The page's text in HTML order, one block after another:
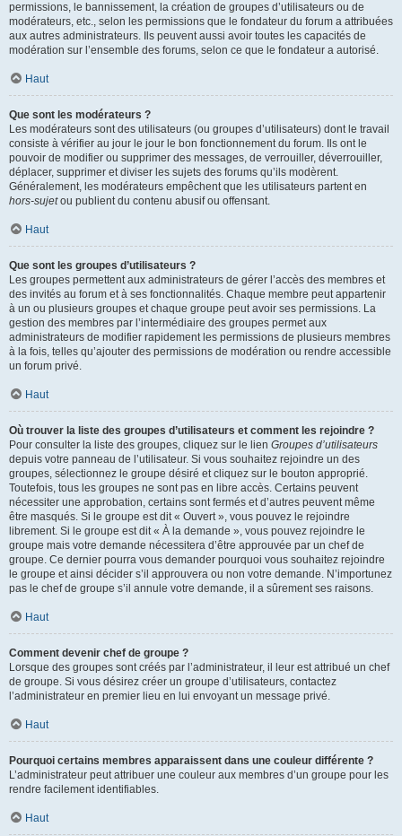
permissions, le bannissement, la création de groupes d’utilisateurs ou de
modérateurs, etc., selon les permissions que le fondateur du forum a attribuées
aux autres administrateurs. Ils peuvent aussi avoir toutes les capacités de
modération sur l’ensemble des forums, selon ce que le fondateur a autorisé.
Haut
Que sont les modérateurs ?
Les modérateurs sont des utilisateurs (ou groupes d’utilisateurs) dont le travail
consiste à vérifier au jour le jour le bon fonctionnement du forum. Ils ont le
pouvoir de modifier ou supprimer des messages, de verrouiller, déverrouiller,
déplacer, supprimer et diviser les sujets des forums qu’ils modèrent.
Généralement, les modérateurs empêchent que les utilisateurs partent en
hors-sujetou publient du contenu abusif ou offensant.
Haut
Que sont les groupes d’utilisateurs ?
Les groupes permettent aux administrateurs de gérer l’accès des membres et
des invités au forum et à ses fonctionnalités. Chaque membre peut appartenir
à un ou plusieurs groupes et chaque groupe peut avoir ses permissions. La
gestion des membres par l’intermédiaire des groupes permet aux
administrateurs de modifier rapidement les permissions de plusieurs membres
à la fois, telles qu’ajouter des permissions de modération ou rendre accessible
un forum privé.
Haut
Où trouver la liste des groupes d’utilisateurs et comment les rejoindre ?
Pour consulter la liste des groupes, cliquez sur le lien Groupes d’utilisateurs
depuis votre panneau de l’utilisateur. Si vous souhaitez rejoindre un des
groupes, sélectionnez le groupe désiré et cliquez sur le bouton approprié.
Toutefois, tous les groupes ne sont pas en libre accès. Certains peuvent
nécessiter une approbation, certains sont fermés et d’autres peuvent même
être masqués. Si le groupe est dit « Ouvert », vous pouvez le rejoindre
librement. Si le groupe est dit « À la demande », vous pouvez rejoindre le
groupe mais votre demande nécessitera d’être approuvée par un chef de
groupe. Ce dernier pourra vous demander pourquoi vous souhaitez rejoindre
le groupe et ainsi décider s’il approuvera ou non votre demande. N’importunez
pas le chef de groupe s’il annule votre demande, il a sûrement ses raisons.
Haut
Comment devenir chef de groupe ?
Lorsque des groupes sont créés par l’administrateur, il leur est attribué un chef
de groupe. Si vous désirez créer un groupe d’utilisateurs, contactez
l’administrateur en premier lieu en lui envoyant un message privé.
Haut
Pourquoi certains membres apparaissent dans une couleur différente ?
L’administrateur peut attribuer une couleur aux membres d’un groupe pour les
rendre facilement identifiables.
Haut